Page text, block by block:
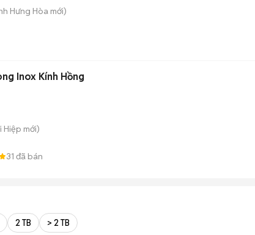
Hưng Hòa mới)
Inox Kính Hồng
Hiệp mới)
31 đã bán
2 TB > 2 TB